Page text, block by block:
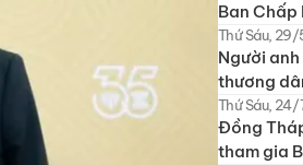
Ban
Thứ Sáu,
Người
thương
Thứ Sáu,
Đồng
tham gia